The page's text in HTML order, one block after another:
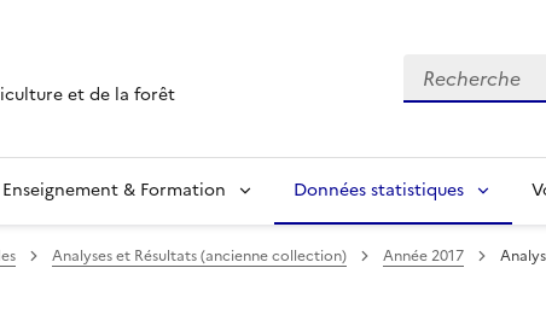
et de la forêt
Recherche
Enseignement & Formation Données statistiques
Analyses et Résultats (ancienne collection) Année 2017